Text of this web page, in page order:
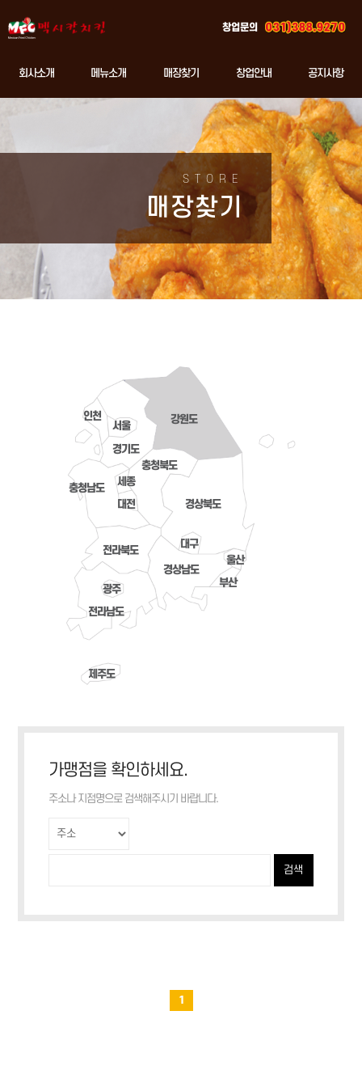
회사소개 메뉴소개 매장찾기 창업안내 공지사항
창업문의
STORE
매장찾기
인천
서울
경기도
강원도
충청북도
충청남도
세종
대전
경상북도
전라북도
대구
울산
경상남도
전라남도
광주
부산
제주도
가맹점을 확인하세요.
주소나 지점명으로 검색해주시기 바랍니다.
검색
1